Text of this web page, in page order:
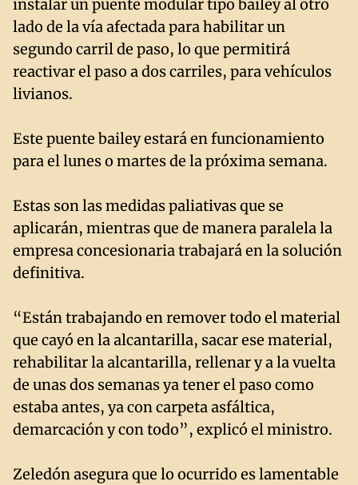
instalar un puente modular tipo bailey al otro
lado de la vía afectada para habilitar un
segundo carril de paso, lo que permitirá
reactivar el paso a dos carriles, para vehículos
livianos.
Este puente bailey estará en funcionamiento
para el lunes o martes de la próxima semana.
Estas son las medidas paliativas que se
aplicarán, mientras que de manera paralela la
empresa concesionaria trabajará en la solución
definitiva.
“Están trabajando en remover todo el material
que cayó en la alcantarilla, sacar ese material,
rehabilitar la alcantarilla, rellenar y a la vuelta
de unas dos semanas ya tener el paso como
estaba antes, ya con carpeta asfáltica,
demarcación y con todo”, explicó el ministro.
Zeledón asegura que lo ocurrido es lamentable